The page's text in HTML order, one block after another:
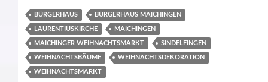
BÜRGERHAUS BÜRGERHAUS MAICHINGEN
LAURENTIUSKIRCHE MAICHINGEN
MAICHINGER WEIHNACHTSMARKT SINDELFINGEN
WEIHNACHTSBÄUME WEIHNACHTSDEKORATION
WEIHNACHTSMARKT